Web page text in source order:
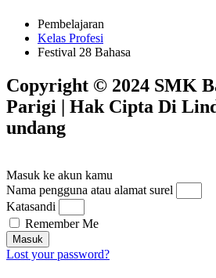
Pembelajaran
Kelas Profesi
Festival 28 Bahasa
Copyright © 2024 SMK
Parigi | Hak Cipta Di
undang​
Masuk ke akun kamu
Nama pengguna atau alamat surel
Katasandi
Remember Me
Masuk
Lost your password?